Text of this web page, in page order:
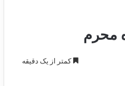
محرم
کمتر از یک دقیقه